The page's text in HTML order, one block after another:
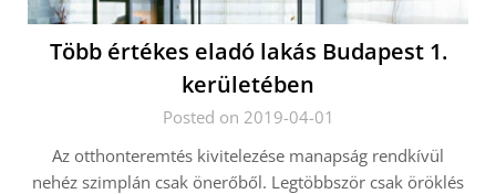
Több értékes eladó lakás Budapest 1.
kerületében
Posted on 2019-04-01
Az otthonteremtés kivitelezése manapság rendkívül
nehéz szimplán csak önerőből. Legtöbbször csak öröklés